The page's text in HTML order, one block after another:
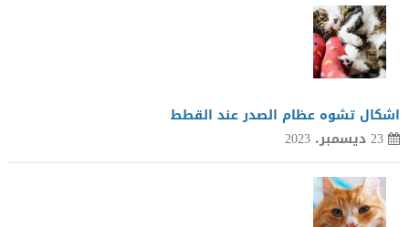
اشكال تشوه عظام الصدر عند القطط
23 ديسمبر، 2023